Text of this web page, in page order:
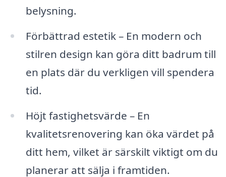
belysning.
Förbättrad estetik – En modern och
stilren design kan göra ditt badrum till
en plats där du verkligen vill spendera
tid.
Höjt fastighetsvärde – En
kvalitetsrenovering kan öka värdet på
ditt hem, vilket är särskilt viktigt om du
planerar att sälja i framtiden.